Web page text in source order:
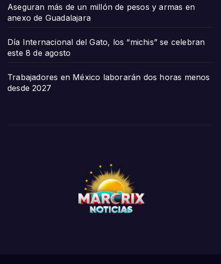
Aseguran más de un millón de pesos y armas en
anexo de Guadalajara
Día Internacional del Gato, los “michis” se celebran
este 8 de agosto
Trabajadores en México laborarán dos horas menos
desde 2027